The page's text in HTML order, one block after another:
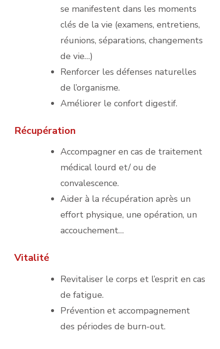
se manifestent dans les moments
clés de la vie (examens, entretiens,
réunions, séparations, changements
de vie…)
Renforcer les défenses naturelles
de l’organisme.
Améliorer le confort digestif.
Récupération
Accompagner en cas de traitement
médical lourd et/ ou de
convalescence.
Aider à la récupération après un
effort physique, une opération, un
accouchement…
Vitalité
Revitaliser le corps et l’esprit en cas
de fatigue.
Prévention et accompagnement
des périodes de burn-out.